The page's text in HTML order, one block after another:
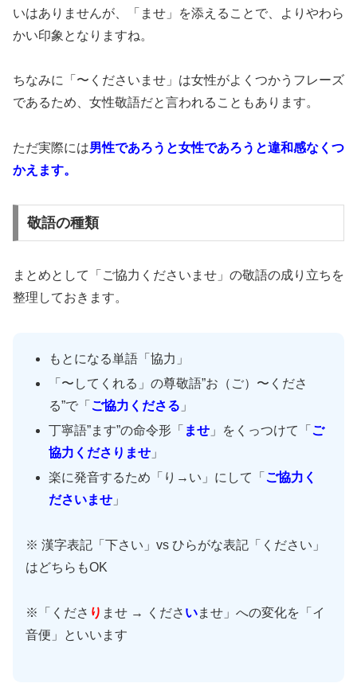
いはありませんが、「ませ」を添えることで、よりやわら
かい印象となりますね。
ちなみに「〜くださいませ」は女性がよくつかうフレーズ
であるため、女性敬語だと言われることもあります。
ただ実際には男性であろうと女性であろうと違和感なくつ
かえます。
敬語の種類
まとめとして「ご協力くださいませ」の敬語の成り立ちを
整理しておきます。
もとになる単語「協力」
「〜してくれる」の尊敬語”お（ご）〜くださ
る”で「 ご協力くださる 」
丁寧語”ます”の命令形「 ませ 」をくっつけて「 ご
協力くださりませ 」
楽に発音するため「り→い」にして「 ご協力く
ださいませ 」
※ 漢字表記「下さい」vs ひらがな表記「ください」
はどちらもOK
※「くださ り ませ → くださ いませ」への変化を「イ
音便」といいます